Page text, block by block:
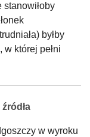
stanowiłoby
byłby
w której pełni
w wyroku